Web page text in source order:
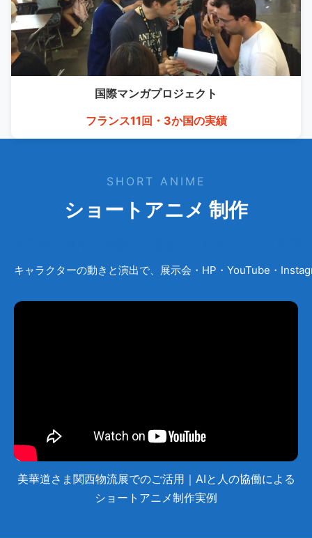
国際マンガプロジェクト
フランス11回・3か国の実績
SHORT ANIME
ショートアニメ 制作
キャラクターの動きと演出で、展示会・HP・YouTube・
美華道さま関西物流展でのご活用｜AIと人の協働による
ショートアニメ制作実例